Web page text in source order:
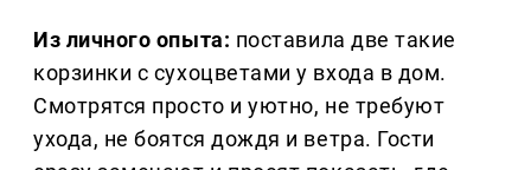
Из личного опыта: поставила две такие
корзинки с сухоцветами у входа в дом.
Смотрятся просто и уютно, не требуют
ухода, не боятся дождя и ветра. Гости